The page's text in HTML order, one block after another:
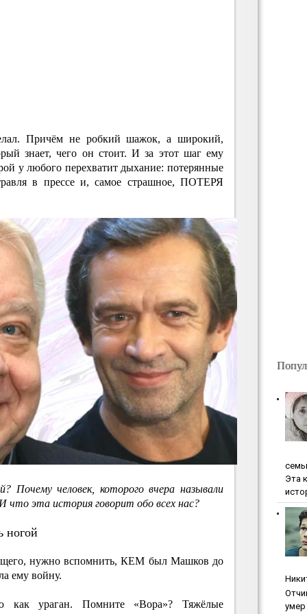
Причём не робкий шажок, а широкий,
знает, чего он стоит. И за этот шаг ему
у любого перехватит дыхание: потерянные
в прессе и, самое страшное, ПОТЕРЯ
человек, которого вчера называли
что эта история говорит обо всех нас?
ногой
нужно вспомнить, КЕМ был Машков до
ему войну.
как ураган. Помните «Вора»? Тяжёлые
Эта
умep